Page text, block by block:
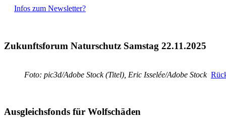
Infos zum Newsletter?
Zukunftsforum Naturschutz Samstag 22.11.2025
Foto: pic3d/Adobe Stock (Titel), Eric Isselée/Adobe Stock
Ausgleichsfonds für Wolfschäden